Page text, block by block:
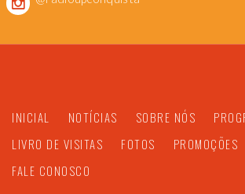
INICIAL NOTÍCIAS SOBRE NÓS
LIVRO DE VISITAS
FOTOS PROMOÇÕES
FALE CONOSCO